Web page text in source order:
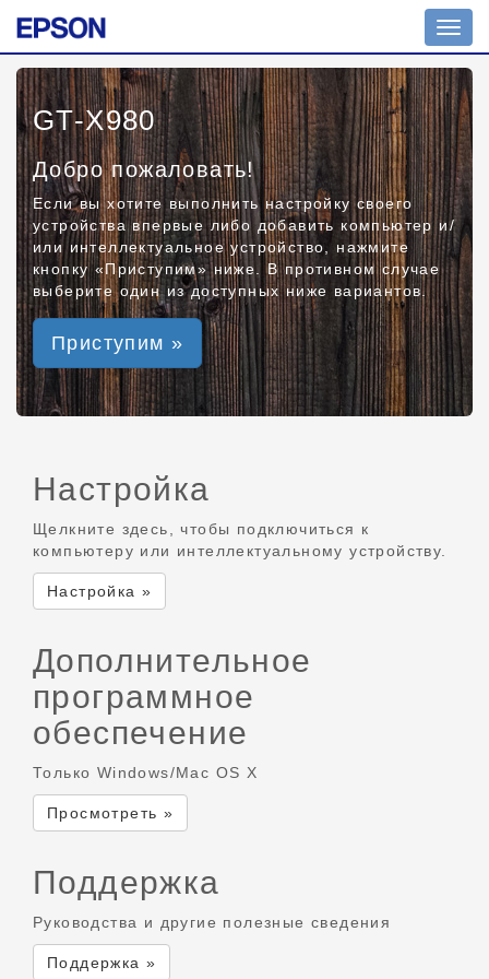
GT-X980
Добро пожаловать!
Если вы хотите выполнить настройку своего
устройства впервые либо добавить компьютер и/
или интеллектуальное устройство, нажмите
кнопку «Приступим» ниже. В противном случае
выберите один из доступных ниже вариантов.
Приступим »
Настройка
Щелкните здесь, чтобы подключиться к
компьютеру или интеллектуальному устройству.
Настройка »
Дополнительное
программное
обеспечение
Только Windows/Mac OS X
Просмотреть »
Поддержка
Руководства и другие полезные сведения
Поддержка »